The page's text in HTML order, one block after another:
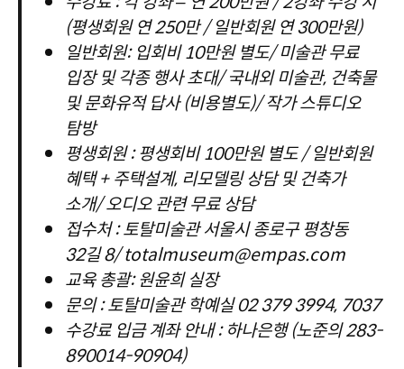
(평생회원 연 250만 / 일반회원 연 300만원)
일반회원: 입회비 10만원 별도/ 미술관 무료
입장 및 각종 행사 초대/ 국내외 미술관, 건축물
및 문화유적 답사 (비용별도)/ 작가 스튜디오
탐방
평생회원 : 평생회비 100만원 별도/ 일반회원
혜택 + 주택설계, 리모델링 상담 및 건축가
소개/ 오디오 관련 무료 상담
접수처 : 토탈미술관 서울시 종로구 평창동
32길 8/ totalmuseum@empas.com
교육 총괄: 원윤희 실장
문의 : 토탈미술관 학예실 02 379 3994, 7037
수강료 입금 계좌 안내 : 하나은행 (노준의 283-
890014-90904)